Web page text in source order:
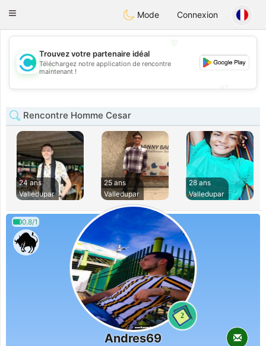
olombiaCitas
Toggle
Mode Connexion
💖
💕
Trouvez votre partenaire idéal
Téléchargez notre application de rencontre
maintenant !
Rencontre Homme Cesar
24 ans
Valledupar
25 ans
Valledupar
28 ans
Valledupar
0.8/1
2
Andres69